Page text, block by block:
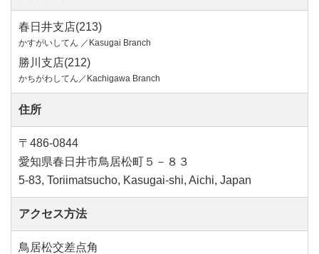
春日井支店(213)
かすがいしてん ／Kasugai Branch
勝川支店(212)
かちがわしてん／Kachigawa Branch
住所
〒486-0844
愛知県春日井市鳥居松町５－８３
5-83, Toriimatsucho, Kasugai-shi, Aichi, Japan
アクセス方法
鳥居松交差点角